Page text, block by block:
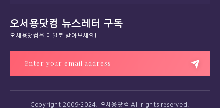
오세용닷컴 뉴스레터 구독
오세용닷컴을 메일로 받아보세요!
Copyright 2009-2024. 오세용닷컴 All rights reserved.